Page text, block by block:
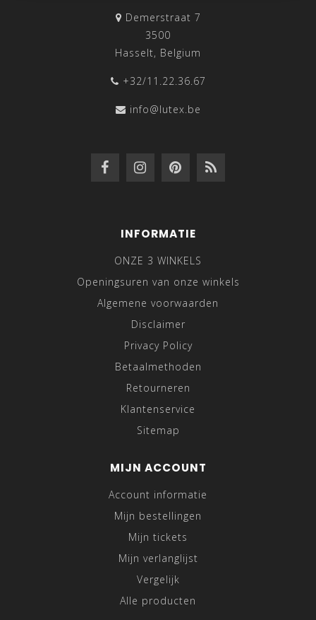
Demerstraat 7
3500
Hasselt, Belgium
+32/11.22.36.67
info@lutex.be
INFORMATIE
ONZE 3 WINKELS
Openingsuren van onze winkels
Algemene voorwaarden
Disclaimer
Privacy Policy
Betaalmethoden
Retourneren
Klantenservice
Sitemap
MIJN ACCOUNT
Account informatie
Mijn bestellingen
Mijn tickets
Mijn verlanglijst
Vergelijk
Alle producten